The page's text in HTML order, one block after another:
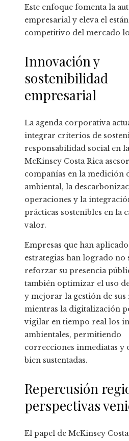
Este enfoque fomenta la
empresarial y eleva el
competitivo del mercado
Innovación y
sostenibilidad
empresarial
La agenda corporativa
integrar criterios de
responsabilidad social en
McKinsey Costa Rica
compañías en la medición
ambiental, la
operaciones y la
prácticas sostenibles en la
valor.
Empresas que han aplicado
estrategias han logrado no
reforzar su presencia
también optimizar el uso
y mejorar la gestión de sus
mientras la digitalización
vigilar en tiempo real los
ambientales, permitiendo
correcciones inmediatas y
bien sustentadas.
Repercusión
perspectivas
El papel de McKinsey